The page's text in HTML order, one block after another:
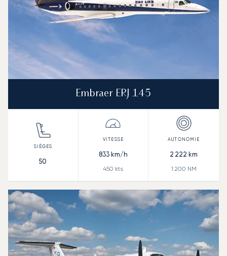
Embraer ERJ 145
50
833km/h
450 kts
2 222 km
1 200 NM